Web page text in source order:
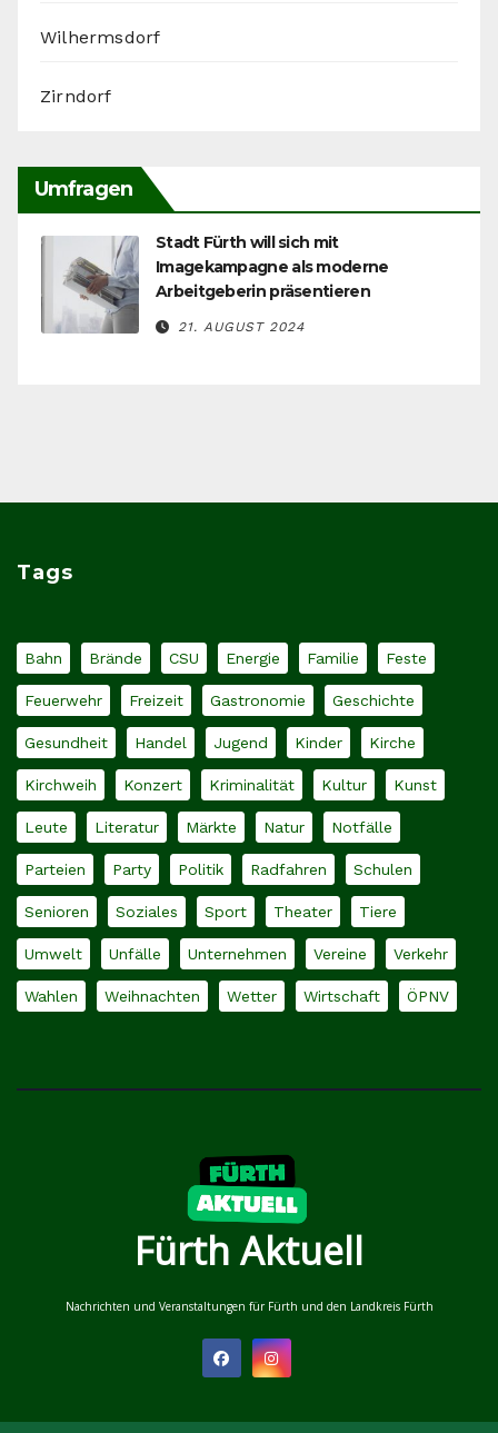
Wilhermsdorf
Zirndorf
Umfragen
Stadt Fürth will sich mit
Imagekampagne als moderne
Arbeitgeberin präsentieren
21. AUGUST 2024
Tags
Bahn Brände CSU Energie Familie Feste
Feuerwehr Freizeit Gastronomie Geschichte
Gesundheit Handel Jugend Kinder Kirche
Kirchweih Konzert Kriminalität Kultur Kunst
Leute Literatur Märkte Natur Notfälle
Parteien Party Politik Radfahren Schulen
Senioren Soziales Sport Theater Tiere
Umwelt Unfälle Unternehmen Vereine Verkehr
Wahlen Weihnachten Wetter Wirtschaft ÖPNV
Fürth Aktuell
Nachrichten und Veranstaltungen für Fürth und den Landkreis Fürth